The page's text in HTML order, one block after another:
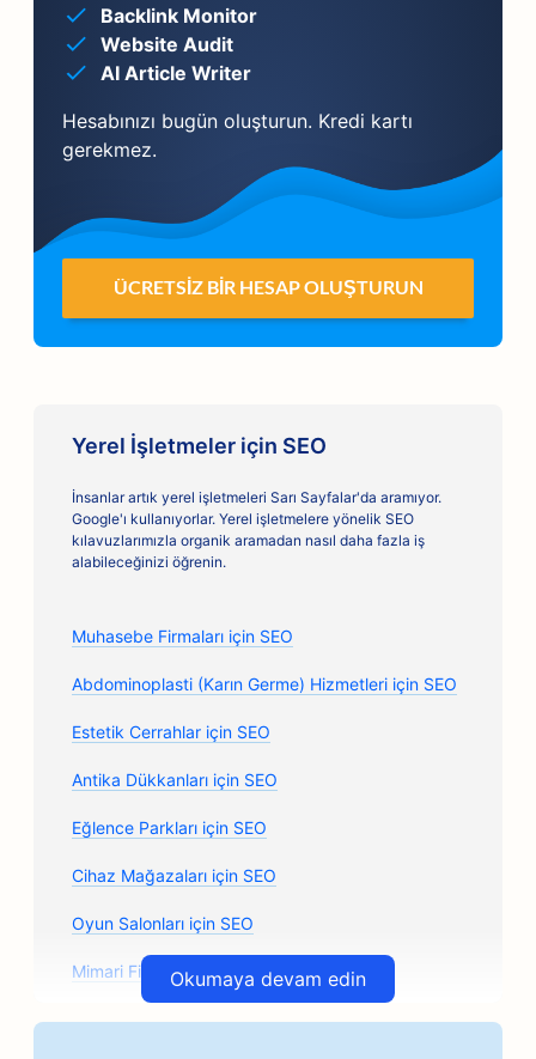
Backlink Monitor
Website Audit
AI Article Writer
Hesabınızı bugün oluşturun. Kredi kartı
gerekmez.
ÜCRETSIZ BIR HESAP OLUŞTURUN
Yerel İşletmeler için SEO
İnsanlar artık yerel işletmeleri Sarı Sayfalar'da aramıyor.
Google'ı kullanıyorlar. Yerel işletmelere yönelik SEO
kılavuzlarımızla organik aramadan nasıl daha fazla iş
alabileceğinizi öğrenin.
Muhasebe Firmaları için SEO
Abdominoplasti (Karın Germe) Hizmetleri için SEO
Estetik Cerrahlar için SEO
Antika Dükkanları için SEO
Eğlence Parkları için SEO
Cihaz Mağazaları için SEO
Oyun Salonları için SEO
Mimari Firmalar için SEO
Oto Kaporta Dükkanları için SEO
Okumaya devam edin